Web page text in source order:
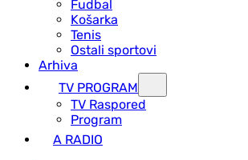
Fudbal
Košarka
Tenis
Ostali sportovi
Arhiva
TV PROGRAM
ТV Raspored
Program
A RADIO